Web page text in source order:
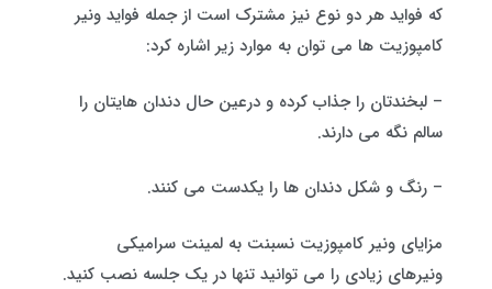
که فواید هر دو نوع نیز مشترک است از جمله فواید ونیر
کامپوزیت ها می توان به موارد زیر اشاره کرد:
– لبخندتان را جذاب کرده و درعین حال دندان هایتان را
سالم نگه می دارند.
– رنگ و شکل دندان ها را یکدست می کنند.
مزایای ونیر کامپوزیت نسبنت به لمینت سرامیکی
ونیرهای زیادی را می توانید تنها در یک جلسه نصب کنید.